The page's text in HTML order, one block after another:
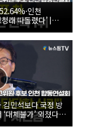
인천
래 따돌렸다’ |
표·최고위원 후
민석보다 국정 방
대체불가’ 외쳤다 |
표·최고위원 후